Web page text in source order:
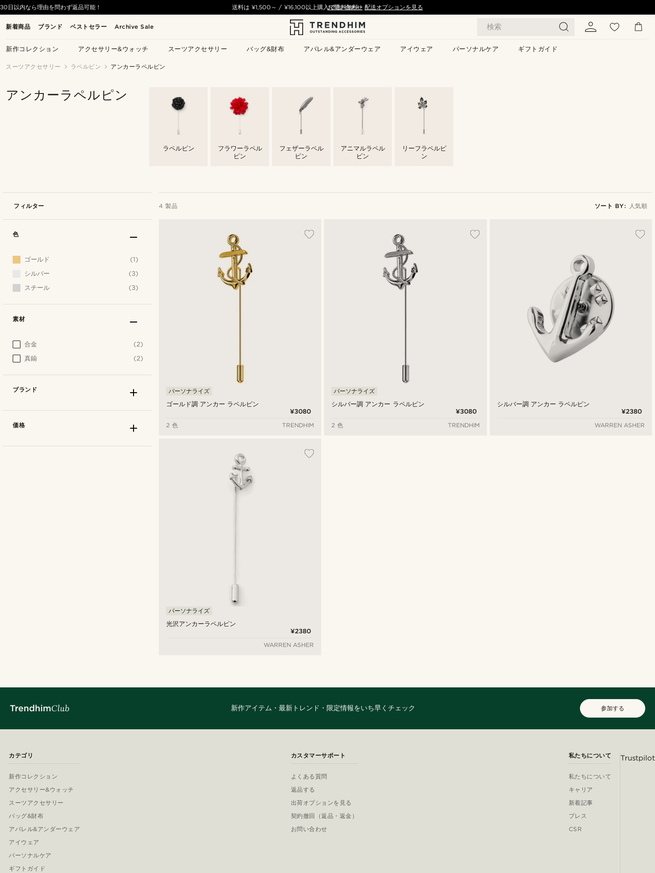
新着商品 ブランド ベストセラー Archive Sale 検索
新作コレクション アクセサリー&ウォッチ スーツアクセサリー バッグ&財布 アパレル&アンダーウェア アイウェア パーソナルケア ギフトガイド
30日以内なら理由を問わず返品可能！ 送料は¥1,500 ～ / ¥16,100以上購入で送料無料- 配送オプションを見る
お問い合わせ
スーツアクセサリー ラペルピン アンカーラペルピン
アンカーラペルピン
ラペルピン
フラワーラペル
ピン
フェザーラペル
ピン
アニマルラペル
ピン
リーフラペルピ
ン
フィルター 4 製品 ソート BY: 人気順
ゴールド調 アンカー ラペルピン
パーソナライズ
¥3080
2 色
TRENDHIM
シルバー調 アンカー ラペルピン
パーソナライズ
¥3080
2 色
TRENDHIM
シルバー調 アンカー ラペルピン
¥2380
WARREN ASHER
光沢アンカーラペルピン
パーソナライズ
¥2380
WARREN ASHER
色
ゴールド
(1)
シルバー
(3)
スチール
(3)
素材
合金
(2)
真鍮
(2)
ブランド
価格
新作アイテム・最新トレンド・限定情報をいち早くチェック 参加する
カテゴリ
新作コレクション
アクセサリー&ウォッチ
スーツアクセサリー
バッグ&財布
アパレル&アンダーウェア
アイウェア
パーソナルケア
ギフトガイド
カスタマーサポート
よくある質問
返品する
出荷オプションを見る
契約撤回（返品・返金）
お問い合わせ
私たちについて
私たちについて
キャリア
新着記事
プレス
CSR
Trustpilot